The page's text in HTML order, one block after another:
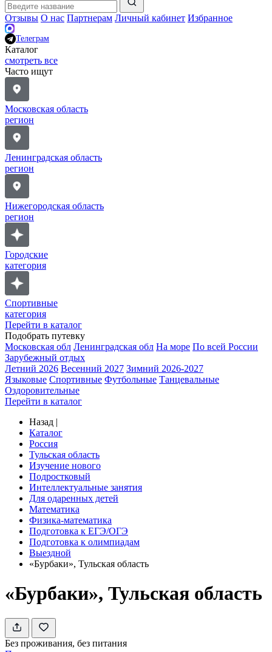
Отзывы О нас Партнерам Личный кабинет Избранное
Телеграм
Каталог
смотреть все
Часто ищут
Московская область
регион
Ленинградская область
регион
Нижегородская область
регион
Городские
категория
Спортивные
категория
Перейти в каталог
Подобрать путевку
Московская обл Ленинградская обл На море По всей России
Зарубежный отдых
Летний 2026 Весенний 2027 Зимний 2026-2027
Языковые Спортивные Футбольные Танцевальные
Оздоровительные
Перейти в каталог
Назад |
Каталог
Россия
Тульская область
Изучение нового
Подростковый
Интеллектуальные занятия
Для одаренных детей
Математика
Физика-математика
Подготовка к ЕГЭ/ОГЭ
Подготовка к олимпиадам
Выездной
«Бурбаки», Тульская область
«Бурбаки», Тульская область
Без проживания, без питания